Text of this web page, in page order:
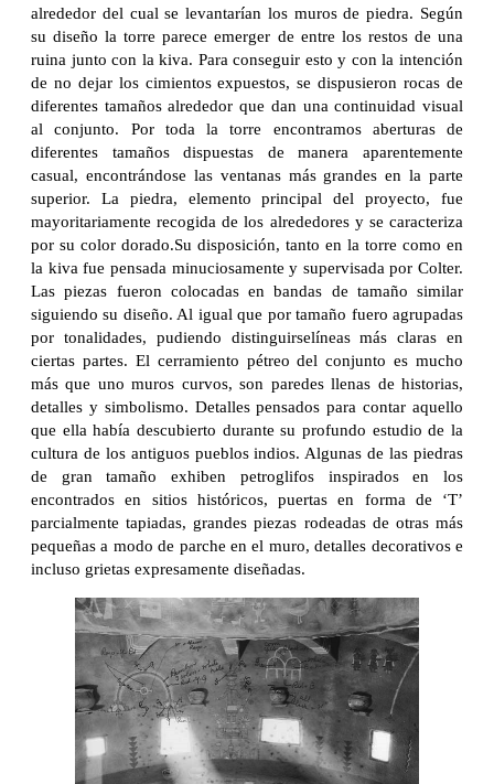
alrededor del cual se levantarían los muros de piedra. Según
su diseño la torre parece emerger de entre los restos de una
ruina junto con la kiva. Para conseguir esto y con la intención
de no dejar los cimientos expuestos, se dispusieron rocas de
diferentes tamaños alrededor que dan una continuidad visual
al conjunto. Por toda la torre encontramos aberturas de
diferentes tamaños dispuestas de manera aparentemente
casual, encontrándose las ventanas más grandes en la parte
superior. La piedra, elemento principal del proyecto, fue
mayoritariamente recogida de los alrededores y se caracteriza
por su color dorado.Su disposición, tanto en la torre como en
la kiva fue pensada minuciosamente y supervisada por Colter.
Las piezas fueron colocadas en bandas de tamaño similar
siguiendo su diseño. Al igual que por tamaño fuero agrupadas
por tonalidades, pudiendo distinguirselíneas más claras en
ciertas partes. El cerramiento pétreo del conjunto es mucho
más que uno muros curvos, son paredes llenas de historias,
detalles y simbolismo. Detalles pensados para contar aquello
que ella había descubierto durante su profundo estudio de la
cultura de los antiguos pueblos indios. Algunas de las piedras
de gran tamaño exhiben petroglifos inspirados en los
encontrados en sitios históricos, puertas en forma de ‘T’
parcialmente tapiadas, grandes piezas rodeadas de otras más
pequeñas a modo de parche en el muro, detalles decorativos e
incluso grietas expresamente diseñadas.